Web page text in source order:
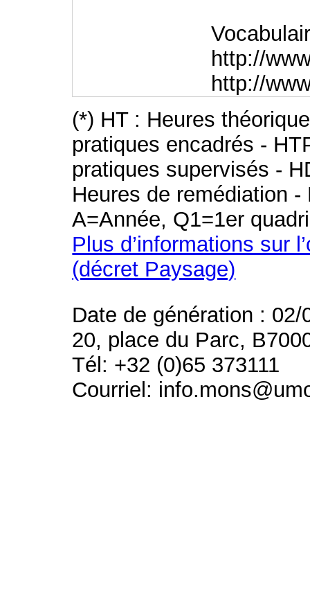
http://
http://
(*) HT : Heures
pratiques encadrés -
pratiques supervisés -
Heures de remédiation
A=Année, Q1=1er
Plus d’informations sur
(décret Paysage)
Date de génération : 02/
20, place du Parc,
Tél: +32 (0)65 373111
Courriel: